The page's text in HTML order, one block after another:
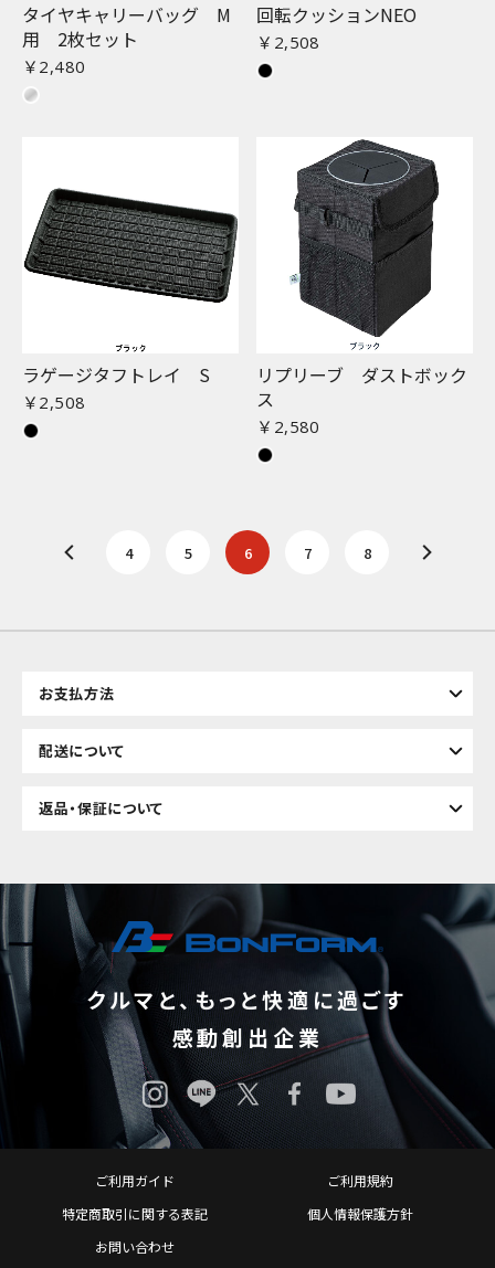
タイヤキャリーバッグ M
用 2枚セット
￥2,480
回転クッションNEO
￥2,508
ラゲージタフトレイ S
￥2,508
リプリーブ ダストボック
ス
￥2,580
4 5 6 7 8
お支払方法
配送について
返品・保証について
クルマと、もっと快適に過ごす
感動創出企業
ご利用ガイド
ご利用規約
特定商取引に関する表記
個人情報保護方針
お問い合わせ